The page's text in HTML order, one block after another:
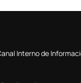
Interno de